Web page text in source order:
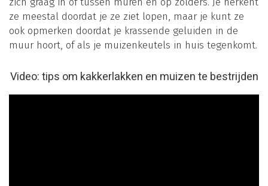
ze meestal doordat je ze ziet lopen, maar je kunt ze
ook opmerken doordat je krassende geluiden in de
muur hoort, of als je muizenkeutels in huis tegenkomt.
Video: tips om kakkerlakken en muizen te bestrijden